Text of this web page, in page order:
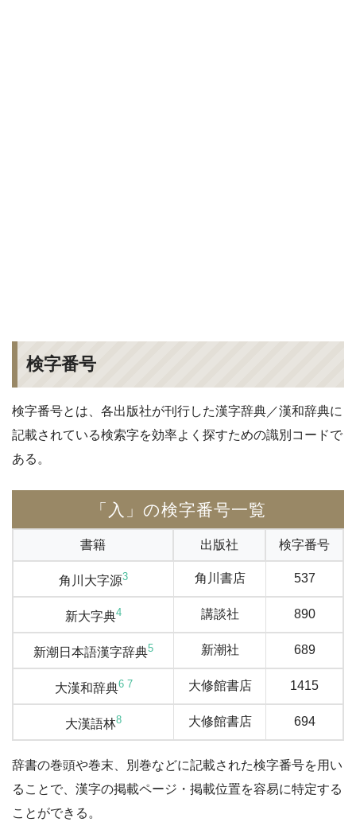
検字番号
検字番号とは、各出版社が刊行した漢字辞典／漢和辞典に
記載されている検索字を効率よく探すための識別コードで
ある。
「入」の検字番号一覧
書籍 出版社 検字番号
角川大字源3 角川書店 537
新大字典4 講談社 890
新潮日本語漢字辞典5 新潮社 689
大漢和辞典6 7 大修館書店 1415
大漢語林8 大修館書店 694
辞書の巻頭や巻末、別巻などに記載された検字番号を用い
ることで、漢字の掲載ページ・掲載位置を容易に特定する
ことができる。